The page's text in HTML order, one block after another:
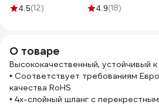
STARTUL ST6016-
4.5(12)
мм СТМ CRSF1216
4.9(18)
О товаре
Высококачественный, устойчивый
• Соответствует требованиям
качества RoHS
• 4х-слойный шланг с